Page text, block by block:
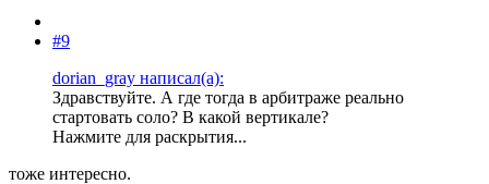
#9
dorian_gray написал(а):
Здравствуйте. А где тогда в арбитраже реально
стартовать соло? В какой вертикале?
Нажмите для раскрытия...
тоже интересно.